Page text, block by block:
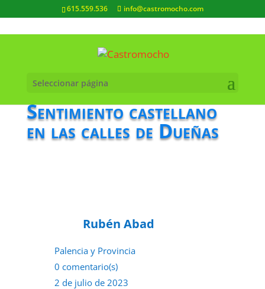
615.559.536 info@castromocho.com
Seleccionar página
Sentimiento castellano
en las calles de Dueñas
Rubén Abad
Palencia y Provincia
0 comentario(s)
2 de julio de 2023